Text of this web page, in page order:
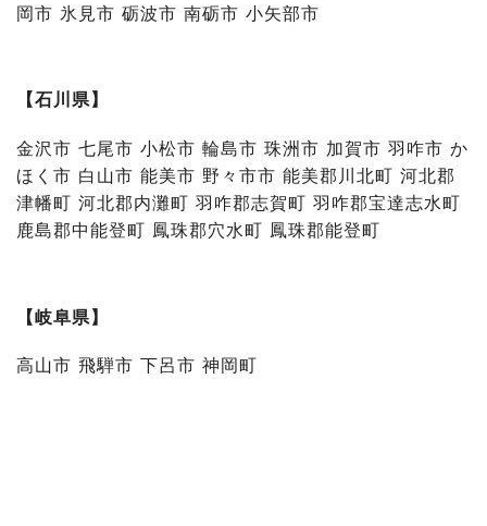
岡市 氷見市 砺波市 南砺市 小矢部市
【石川県】
金沢市 七尾市 小松市 輪島市 珠洲市 加賀市 羽咋市 か
ほく市 白山市 能美市 野々市市 能美郡川北町 河北郡
津幡町 河北郡内灘町 羽咋郡志賀町 羽咋郡宝達志水町
鹿島郡中能登町 鳳珠郡穴水町 鳳珠郡能登町
【岐阜県】
高山市 飛騨市 下呂市 神岡町